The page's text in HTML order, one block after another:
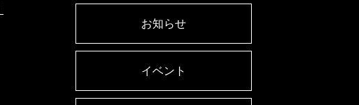
お知らせ
イベント